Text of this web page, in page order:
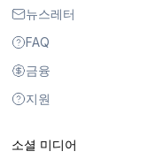
뉴스레터
FAQ
금융
지원
소셜 미디어